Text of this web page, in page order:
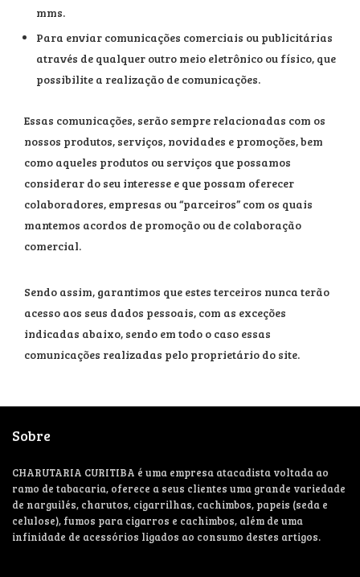
mms.
Para enviar comunicações comerciais ou publicitárias
através de qualquer outro meio eletrônico ou físico, que
possibilite a realização de comunicações.
Essas comunicações, serão sempre relacionadas com os
nossos produtos, serviços, novidades e promoções, bem
como aqueles produtos ou serviços que possamos
considerar do seu interesse e que possam oferecer
colaboradores, empresas ou “parceiros” com os quais
mantemos acordos de promoção ou de colaboração
comercial.
Sendo assim, garantimos que estes terceiros nunca terão
acesso aos seus dados pessoais, com as exceções
indicadas abaixo, sendo em todo o caso essas
comunicações realizadas pelo proprietário do site.
Sobre
CHARUTARIA CURITIBA é uma empresa atacadista voltada ao
ramo de tabacaria, oferece a seus clientes uma grande variedade
de narguilés, charutos, cigarrilhas, cachimbos, papeis (seda e
celulose), fumos para cigarros e cachimbos, além de uma
infinidade de acessórios ligados ao consumo destes artigos.